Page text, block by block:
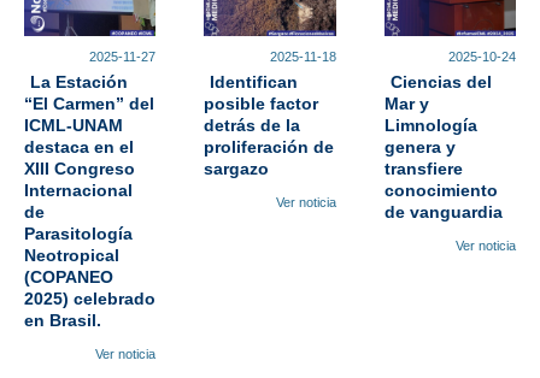
2025-11-27
La Estación
“El Carmen” del
ICML-UNAM
destaca en el
XIII Congreso
Internacional
de
Parasitología
Neotropical
(COPANEO
2025) celebrado
en Brasil.
Ver noticia
2025-11-18
Identifican
posible factor
detrás de la
proliferación de
sargazo
Ver noticia
2025-10-24
Ciencias del
Mar y
Limnología
genera y
transfiere
conocimiento
de vanguardia
Ver noticia